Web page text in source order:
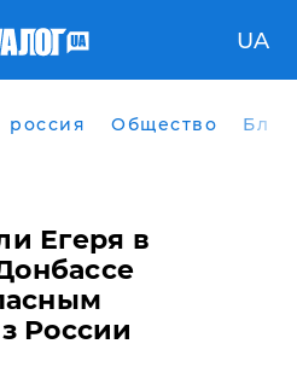
UA
россия Общество
Егеря в
России